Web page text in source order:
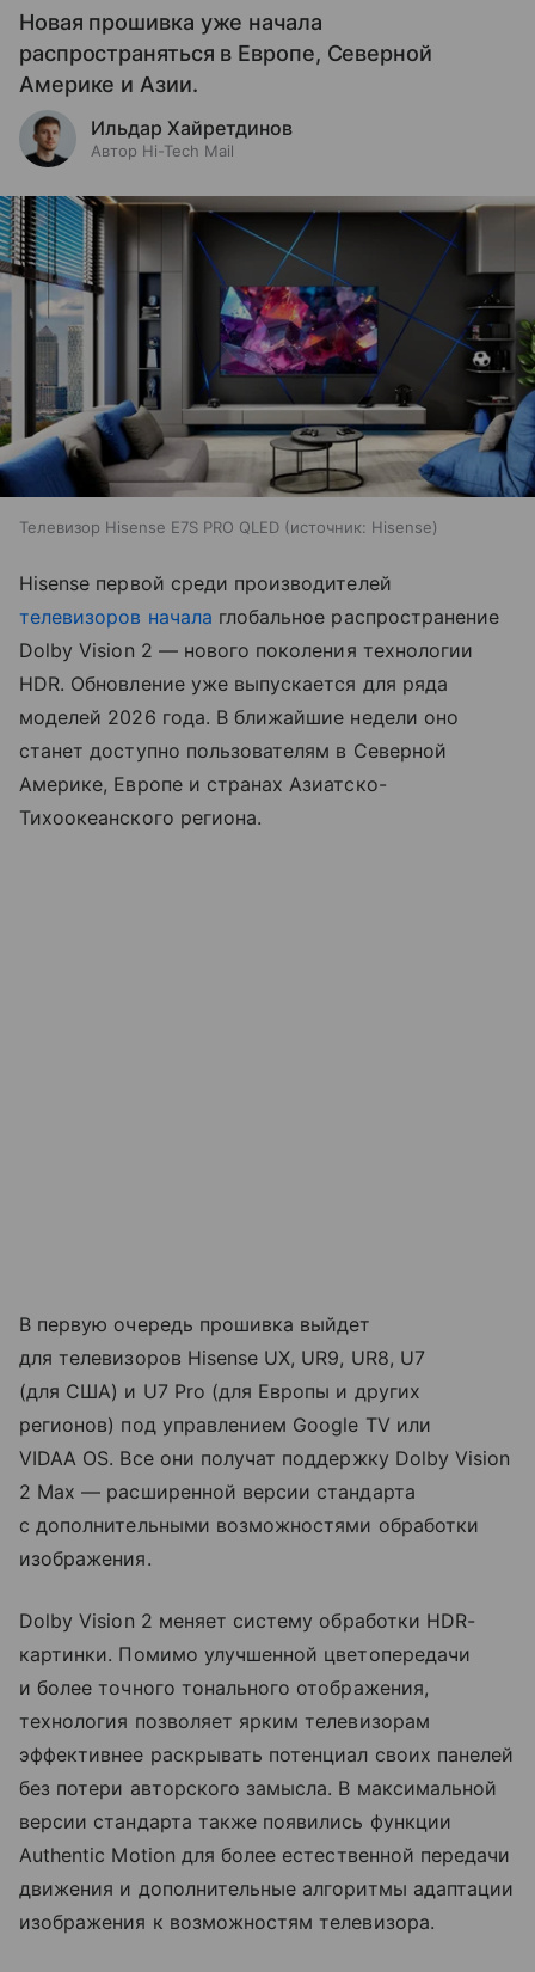
Новая прошивка уже начала
распространяться в Европе, Северной
Америке и Азии.
Ильдар Хайретдинов
Автор Hi-Tech Mail
Телевизор Hisense E7S PRO QLED источник: Hisense
Hisense первой среди производителей
телевизоров начала глобальное распространение
Dolby Vision 2 — нового поколения технологии
HDR. Обновление уже выпускается для ряда
моделей 2026 года. В ближайшие недели оно
станет доступно пользователям в Северной
Америке, Европе и странах Азиатско-
Тихоокеанского региона.
В первую очередь прошивка выйдет
для телевизоров Hisense UX, UR9, UR8, U7
(для США) и U7 Pro (для Европы и других
регионов) под управлением Google TV или
VIDAA OS. Все они получат поддержку Dolby Vision
2 Max — расширенной версии стандарта
с дополнительными возможностями обработки
изображения.
Dolby Vision 2 меняет систему обработки HDR-
картинки. Помимо улучшенной цветопередачи
и более точного тонального отображения,
технология позволяет ярким телевизорам
эффективнее раскрывать потенциал своих панелей
без потери авторского замысла. В максимальной
версии стандарта также появились функции
Authentic Motion для более естественной передачи
движения и дополнительные алгоритмы адаптации
изображения к возможностям телевизора.